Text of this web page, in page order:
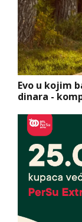
Evo u kojim
dinara -